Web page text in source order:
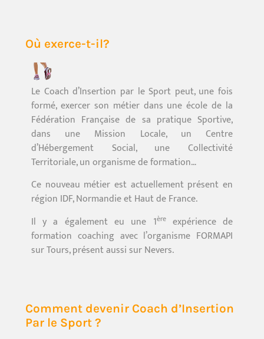
Où exerce-t-il?
Le Coach d’Insertion par le Sport peut, une fois
formé, exercer son métier dans une école de la
Fédération Française de sa pratique Sportive,
dans une Mission Locale, un Centre
d’Hébergement Social, une Collectivité
Territoriale, un organisme de formation…
Ce nouveau métier est actuellement présent en
région IDF, Normandie et Haut de France.
Il y a également eu une 1èreexpérience de
formation coaching avec l’organisme FORMAPI
sur Tours, présent aussi sur Nevers.
Comment devenir Coach d’Insertion
Par le Sport ?